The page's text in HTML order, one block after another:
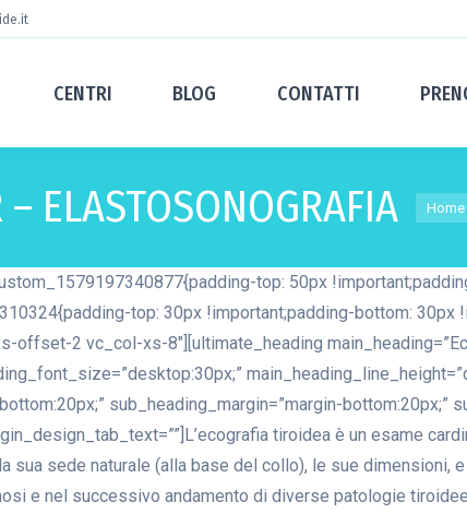
CENTRI BLOG CONTATTI
– ELASTOSONOGRAFIA Tu sei
Home
top: 50px
top: 30px !important;padding-bottom:
2 vc_col-xs-8″][ultimate_heading
sub_heading_margin=”margin-bottom:20px;”
tiroidea è un esame
sede naturale (alla base del collo), le sue dimensioni, e
e nel successivo andamento di diverse patologie